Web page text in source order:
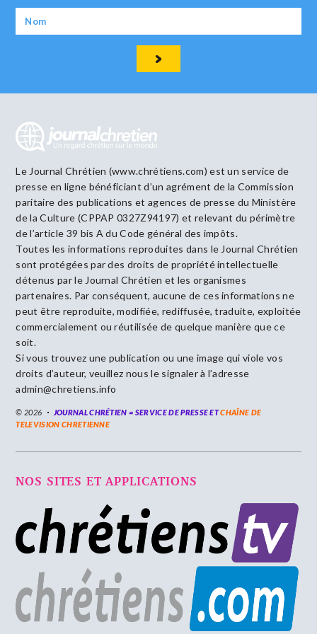
Le Journal Chrétien (www.chrétiens.com) est un service de
presse en ligne bénéficiant d’un agrément de la Commission
paritaire des publications et agences de presse du Ministère
de la Culture (CPPAP 0327Z94197) et relevant du périmètre
de l’article 39 bis A du Code général des impôts.
Toutes les informations reproduites dans le Journal Chrétien
sont protégées par des droits de propriété intellectuelle
détenus par le Journal Chrétien et les organismes
partenaires. Par conséquent, aucune de ces informations ne
peut être reproduite, modifiée, rediffusée, traduite, exploitée
commercialement ou réutilisée de quelque manière que ce
soit.
Si vous trouvez une publication ou une image qui viole vos
droits d’auteur, veuillez nous le signaler à l’adresse
admin@chretiens.info
© 2026 JOURNAL CHRÉTIEN = SERVICE DE PRESSE ETCHAÎNE DE
TELEVISION CHRETIENNE
NOS SITES ET APPLICATIONS